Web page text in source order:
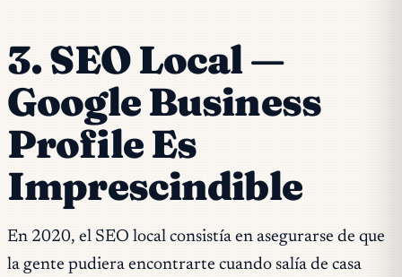
3. SEO Local —
Google Business
Profile Es
Imprescindible
En 2020, el SEO local consistía en asegurarse de que
la gente pudiera encontrarte cuando salía de casa